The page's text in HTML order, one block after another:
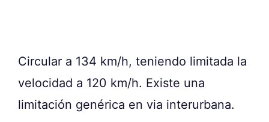
Circular a 134 km/h, teniendo limitada la
velocidad a 120 km/h. Existe una
limitación genérica en via interurbana.